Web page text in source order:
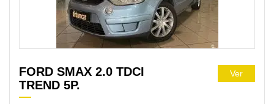
FORD SMAX 2.0 TDCI
TREND 5P.
Ver